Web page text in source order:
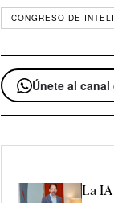
CONGRESO DE
Únete al
La